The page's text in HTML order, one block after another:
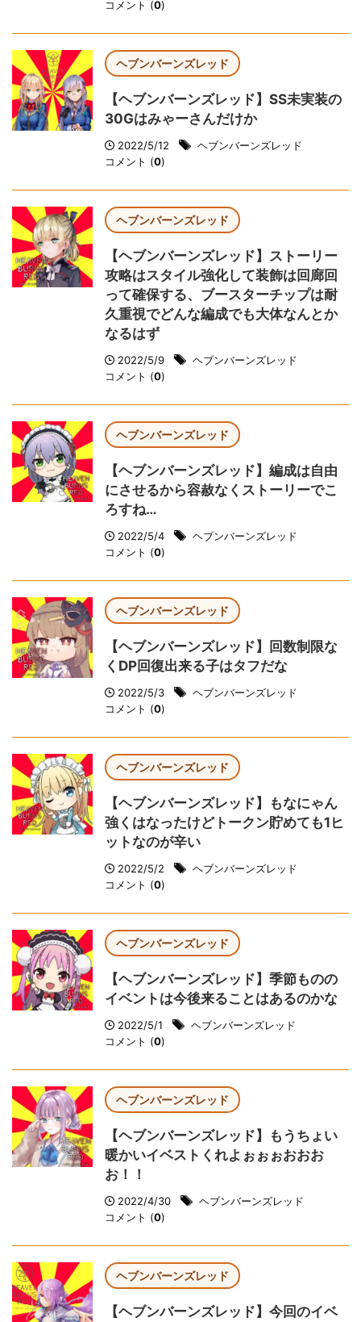
コメント (0)
ヘブンバーンズレッド
【ヘブンバーンズレッド】SS未実装の
30Gはみゃーさんだけか
2022/5/12
ヘブンバーンズレッド
コメント (0)
ヘブンバーンズレッド
【ヘブンバーンズレッド】ストーリー
攻略はスタイル強化して装飾は回廊回
って確保する、ブースターチップは耐
久重視でどんな編成でも大体なんとか
なるはず
2022/5/9
ヘブンバーンズレッド
コメント (0)
ヘブンバーンズレッド
【ヘブンバーンズレッド】編成は自由
にさせるから容赦なくストーリーでこ
ろすね…
2022/5/4
ヘブンバーンズレッド
コメント (0)
ヘブンバーンズレッド
【ヘブンバーンズレッド】回数制限な
くDP回復出来る子はタフだな
2022/5/3
ヘブンバーンズレッド
コメント (0)
ヘブンバーンズレッド
【ヘブンバーンズレッド】もなにゃん
強くはなったけどトークン貯めても1ヒ
ットなのが辛い
2022/5/2
ヘブンバーンズレッド
コメント (0)
ヘブンバーンズレッド
【ヘブンバーンズレッド】季節ものの
イベントは今後来ることはあるのかな
2022/5/1
ヘブンバーンズレッド
コメント (0)
ヘブンバーンズレッド
【ヘブンバーンズレッド】もうちょい
暖かいイベストくれよぉぉぉおおお
お！！
2022/4/30
ヘブンバーンズレッド
コメント (0)
ヘブンバーンズレッド
【ヘブンバーンズレッド】今回のイベ